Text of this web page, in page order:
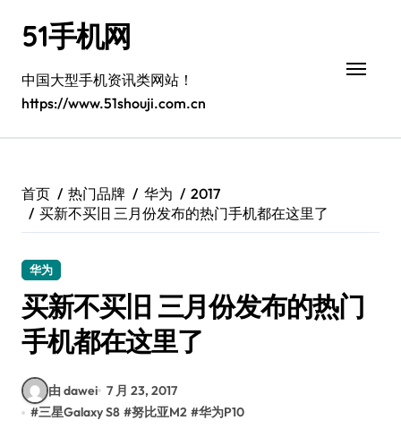
51手机网
中国大型手机资讯类网站！
https://www.51shouji.com.cn
首页 热门品牌 华为
2017
买新不买旧 三月份发布的热门手机都在这里了
华为
买新不买旧 三月份发布的热门
手机都在这里了
由 dawei 7 月 23, 2017
#三星Galaxy S8 #努比亚M2 #华为P10